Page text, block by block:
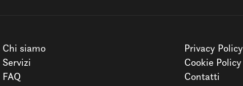
Chi siamo
Servizi
FAQ
Privacy Policy
Cookie Policy
Contatti